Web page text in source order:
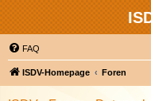
FAQ
ISDV-Homepage Foren